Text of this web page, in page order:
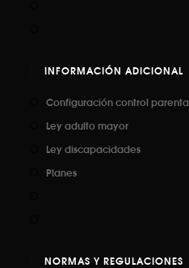
INFORMACIÓN ADICIONAL
Configuración control parental
Ley adulto mayor
Ley discapacidades
Planes
NORMAS Y REGULACIONES